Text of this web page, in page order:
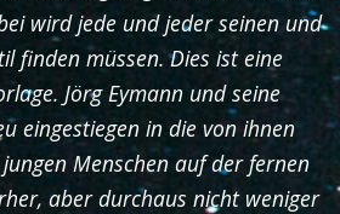
wird jede und jeder seinen und
finden müssen. Dies ist eine
Jörg Eymann und seine
eingestiegen in die von ihnen
Menschen auf der fernen
aber durchaus nicht weniger